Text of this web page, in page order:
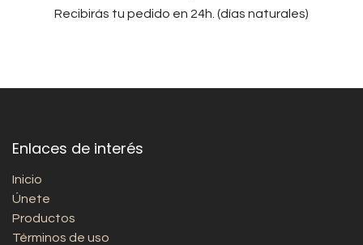
Recibirás tu pedido en 24h. (días naturales)
Enlaces de interés
Inicio
Únete
Productos
Términos de uso